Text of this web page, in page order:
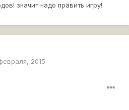
значит надо править игру!
2015